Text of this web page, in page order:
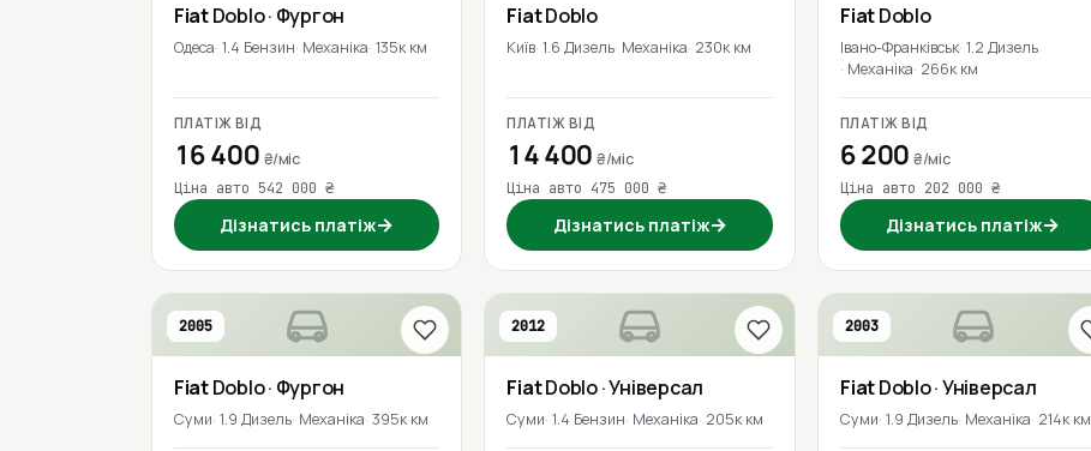
FiatDoblo· Фургон
Одеса 1.4 Бензин Механіка 135к км
ПЛАТІЖ ВІД
16 400 ₴/міс
Ціна авто 542 000 ₴
Дізнатись платіж→
FiatDoblo
Київ 1.6 Дизель Механіка 230к км
ПЛАТІЖ ВІД
14 400₴/міс
Ціна авто 475 000 ₴
Дізнатись платіж→
FiatDoblo
Івано-Франківськ 1.2 Дизель
Механіка 266к км
ПЛАТІЖ ВІД
6 200₴/міс
Ціна авто 202 000 ₴
Дізнатись платіж→
2005
FiatDoblo· Фургон
Суми 1.9 Дизель Механіка 395к км
2012
FiatDoblo· Універсал
Суми 1.4 Бензин Механіка 205к км
2003
FiatDoblo· Універсал
Суми 1.9 Дизель Механіка 214к км